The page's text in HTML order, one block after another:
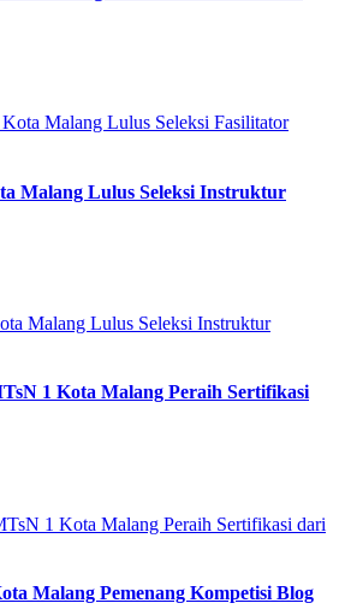
Malang Lulus Seleksi Instruktur
1 Kota Malang Peraih Sertifikasi
Malang Pemenang Kompetisi Blog